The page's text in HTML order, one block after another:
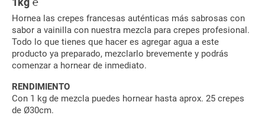
Hornea las crepes francesas auténticas más sabrosas con
sabor a vainilla con nuestra mezcla para crepes profesional.
Todo lo que tienes que hacer es agregar agua a este
producto ya preparado, mezclarlo brevemente y podrás
comenzar a hornear de inmediato.
RENDIMIENTO
Con 1 kg de mezcla puedes hornear hasta aprox. 25 crepes
de Ø30cm.